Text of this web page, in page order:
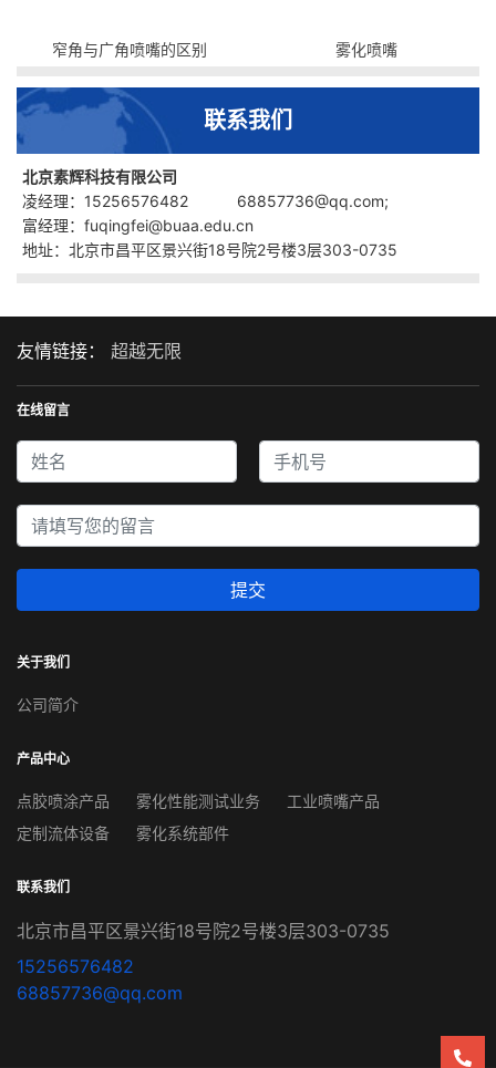
窄角与广角喷嘴的区别 雾化喷嘴
联系我们
北京素辉科技有限公司
凌经理：15256576482 68857736@qq.com;
富经理：fuqingfei@buaa.edu.cn
地址：北京市昌平区景兴街18号院2号楼3层303-0735
友情链接： 超越无限
在线留言
提交
关于我们
公司简介
产品中心
点胶喷涂产品 雾化性能测试业务
工业喷嘴产品
定制流体设备
雾化系统部件
联系我们
北京市昌平区景兴街18号院2号楼3层303-0735
15256576482
68857736@qq.com